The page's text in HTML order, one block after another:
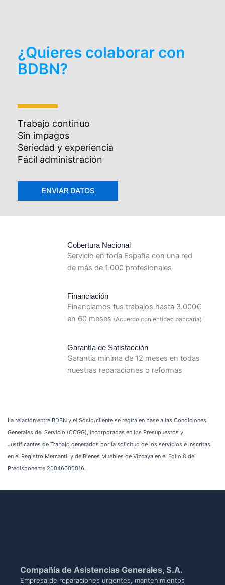
¿Quieres colaborar con
BDBN?
Trabajo continuo
Sin impagos
Seriedad y experiencia
Fácil administración
Cobertura Nacional
Servicio en toda España con una red
de más de 1.000 profesionales
Financiación
Financiamos tus trabajos hasta 3.000€
en 60 meses (Acuerdo con entidad bancaria)
Garantía de Satisfacción
Garantia minima de 12 meses en todas
nuestras reparaciones o reformas
La relación entre BDBN y el Socio/cliente se regirá en base a las Condiciones
Generales del Servicio (CCGG), incorporadas en los Presupuestos y
Justificantes de Trabajo generados por la solicitud de los servicios e inscritas
en el Registro Mercantil y de Bienes Muebles de Vizcaya en el Folio 8 del
Predisponente 20046000016.
Compañía de Asistencias Generales, S.A.
Empresa de reparaciones urgentes, mantenimientos